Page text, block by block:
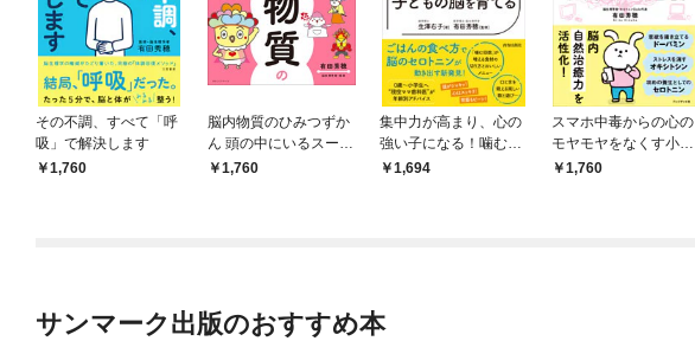
その不調、すべて「呼
吸」で解決します
1,760
脳内物質のひみつずか
ん 頭の中にいるスーパ
ーヒーロー
1,760
集中力が高まり、心の
強い子になる！噛む力
が子どもの脳を育てる
1,694
スマホ中毒からの心の
モヤモヤをなくす小さ
な習慣
1,760
サンマーク出版のおすすめ本